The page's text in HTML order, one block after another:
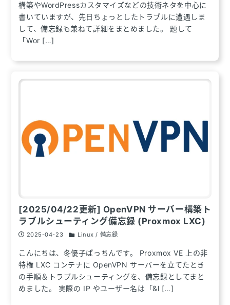
構築やWordPressカスタマイズなどの技術ネタを中心に
書いていますが、先日ちょっとしたトラブルに遭遇しま
して、備忘録も兼ねて詳細をまとめました。 題して
「Wor […]
[2025/04/22更新] OpenVPN サーバー構築ト
ラブルシューティング備忘録 (Proxmox LXC)
2025-04-23 Linux / 備忘録
こんにちは、冬優子ぱっちんです。 Proxmox VE 上の非
特権 LXC コンテナに OpenVPN サーバーを立てたとき
の手順＆トラブルシューティングを、備忘録としてまと
めました。 実際の IP やユーザー名は「&l […]